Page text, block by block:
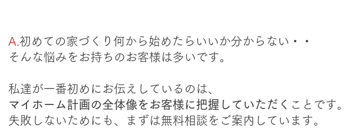
A. 初めての家づくり何から始めたらいいか分からない・・
そんな悩みをお持ちのお客様は多いです。
私達が一番初めにお伝えしているのは、
マイホーム計画の全体像をお客様に把握していただく ことです。
失敗しないためにも、まずは無料相談をご案内しています。